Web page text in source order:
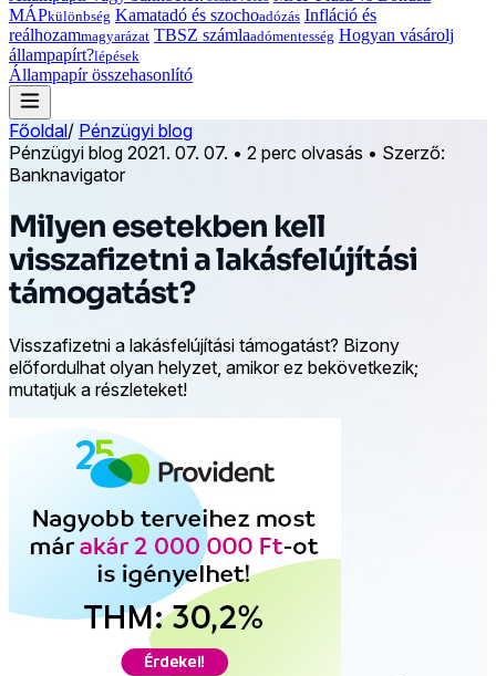
MÁPkülönbség Kamatadó és szochoadózás Infláció és
reálhozammagyarázat TBSZ számlaadómentesség Hogyan vásárolj
állampapírt?lépések
Állampapír összehasonlító
Főoldal/ Pénzügyi blog
Pénzügyi blog 2021. 07. 07. • 2 perc olvasás • Szerző:
Banknavigator
Milyen esetekben kell
visszafizetni a lakásfelújítási
támogatást?
Visszafizetni a lakásfelújítási támogatást? Bizony
előfordulhat olyan helyzet, amikor ez bekövetkezik;
mutatjuk a részleteket!